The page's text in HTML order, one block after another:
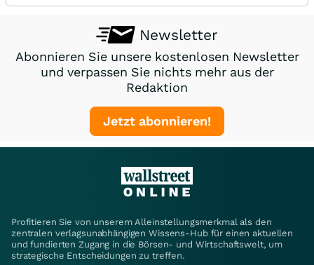
Newsletter
Abonnieren Sie unsere kostenlosen Newsletter
und verpassen Sie nichts mehr aus der
Redaktion
Jetzt abonnieren!
Profitieren Sie von unserem Alleinstellungsmerkmal als den
zentralen verlagsunabhängigen Wissens-Hub für einen aktuellen
und fundierten Zugang in die Börsen- und Wirtschaftswelt, um
strategische Entscheidungen zu treffen.